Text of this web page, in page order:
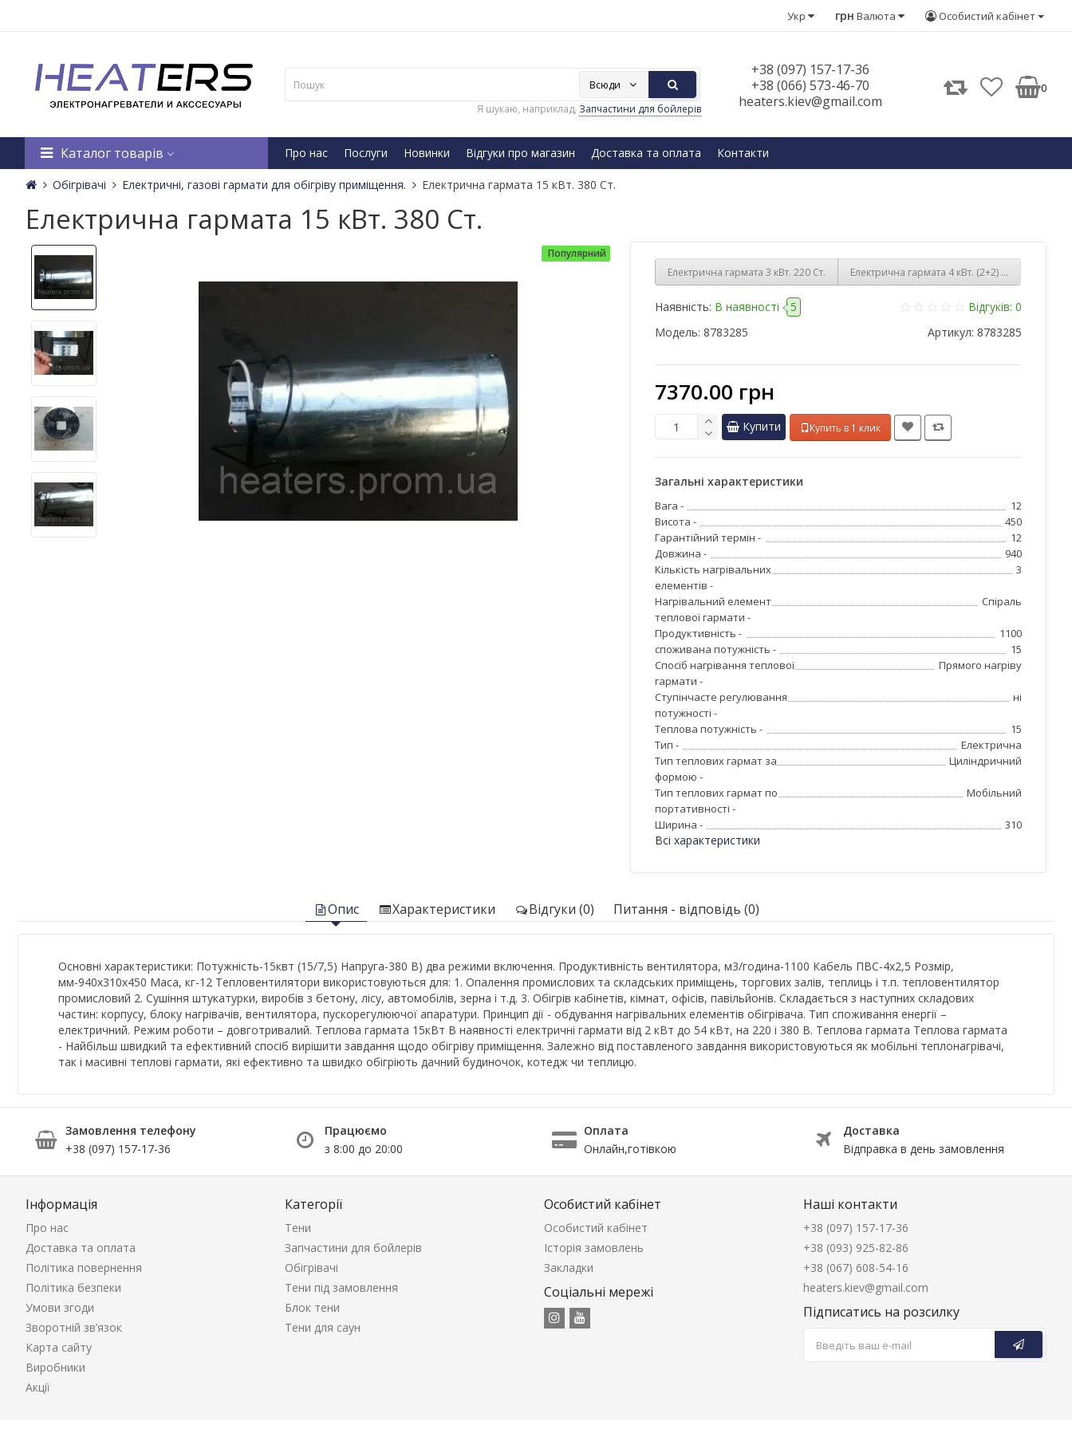
Особистий кабінет
грн Валюта
Укр
+38 (097) 157-17-36
+38 (066) 573-46-70
heaters.kiev@gmail.com
Всюди
Я шукаю, наприклад, Запчастини для бойлерів
0
Каталог товарів Про нас Послуги Новинки Відгуки про магазин Доставка та оплата Контакти
Обігрівачі Електричні, газові гармати для обігріву приміщення. Електрична гармата 15 кВт. 380 Ст.
Електрична гармата 15 кВт. 380 Ст.
Популярний
Електрична гармата 3 кВт. 220 Ст.
Електрична гармата 4 кВт. (2+2) 220 Ст.
Наявність: В наявності 5
Відгуків: 0
Модель: 8783285 Артикул: 8783285
7370.00 грн
Купити Купить в 1 клик
Загальні характеристики
Вага -
12
Висота -
450
Гарантійний термін -
12
Довжина -
940
Кількість нагрівальних
елементів -
3
Нагрівальний елемент
теплової гармати -
Спіраль
Продуктивність -
1100
споживана потужність -
15
Спосіб нагрівання теплової
гармати -
Прямого нагріву
Ступінчасте регулювання
потужності -
ні
Теплова потужність -
15
Тип -
Електрична
Тип теплових гармат за
формою -
Циліндричний
Тип теплових гармат по
портативності -
Мобільний
Ширина - 310
Всі характеристики
Опис Характеристики Відгуки (0) Питання - відповідь (0)
Основні характеристики: Потужність-15квт (15/7,5) Напруга-380 В) два режими включення. Продуктивність вентилятора, м3/година-1100 Кабель ПВС-4х2,5 Розмір,
мм-940х310х450 Маса, кг-12 Тепловентилятори використовуються для: 1. Опалення промислових та складських приміщень, торгових залів, теплиць і т.п. тепловентилятор
промисловий 2. Сушіння штукатурки, виробів з бетону, лісу, автомобілів, зерна і т.д. 3. Обігрів кабінетів, кімнат, офісів, павільйонів. Складається з наступних складових
частин: корпусу, блоку нагрівачів, вентилятора, пускорегулюючої апаратури. Принцип дії - обдування нагрівальних елементів обігрівача. Тип споживання енергії –
електричний. Режим роботи – довготривалий. Теплова гармата 15кВт В наявності електричні гармати від 2 кВт до 54 кВт, на 220 і 380 В. Теплова гармата Теплова гармата
- Найбільш швидкий та ефективний спосіб вирішити завдання щодо обігріву приміщення. Залежно від поставленого завдання використовуються як мобільні теплонагрівачі,
так і масивні теплові гармати, які ефективно та швидко обігріють дачний будиночок, котедж чи теплицю.
Замовлення телефону
+38 (097) 157-17-36
Працюємо
з 8:00 до 20:00
Оплата
Онлайн,готівкою
Доставка
Відправка в день замовлення
Інформація
Про нас
Доставка та оплата
Політика повернення
Політика безпеки
Умови згоди
Зворотній зв’язок
Карта сайту
Виробники
Акції
Категорії
Тени
Запчастини для бойлерів
Обігрівачі
Тени під замовлення
Блок тени
Тени для саун
Особистий кабінет
Особистий кабінет
Історія замовлень
Закладки
Соціальні мережі
Наші контакти
+38 (097) 157-17-36
+38 (093) 925-82-86
+38 (067) 608-54-16
heaters.kiev@gmail.com
Підписатись на розсилку